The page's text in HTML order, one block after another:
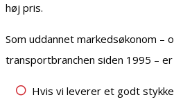
høj pris.
Som uddannet markedsøkonom –
transportbranchen siden 1995 –
Hvis vi leverer et godt